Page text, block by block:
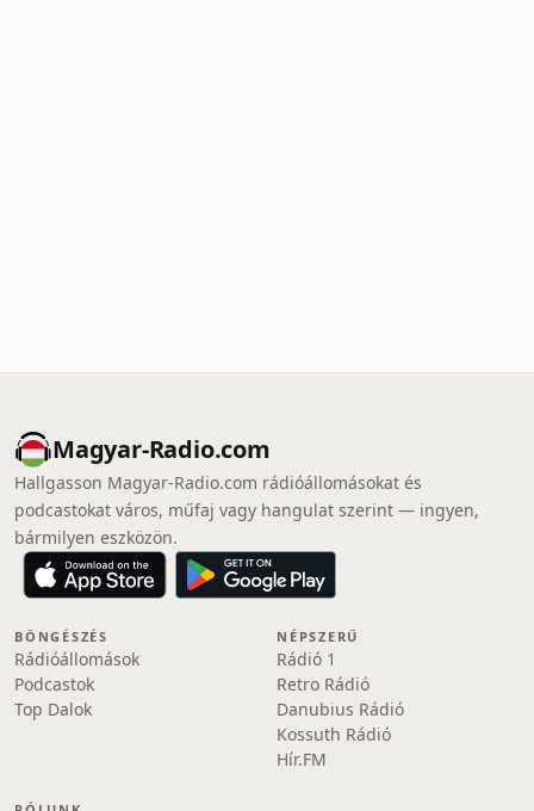
Magyar-Radio.com
Hallgasson Magyar-Radio.com rádióállomásokat és
podcastokat város, műfaj vagy hangulat szerint — ingyen,
bármilyen eszközön.
BÖNGÉSZÉS
Rádióállomások
Podcastok
Top Dalok
NÉPSZERŰ
Rádió 1
Retro Rádió
Danubius Rádió
Kossuth Rádió
Hír.FM